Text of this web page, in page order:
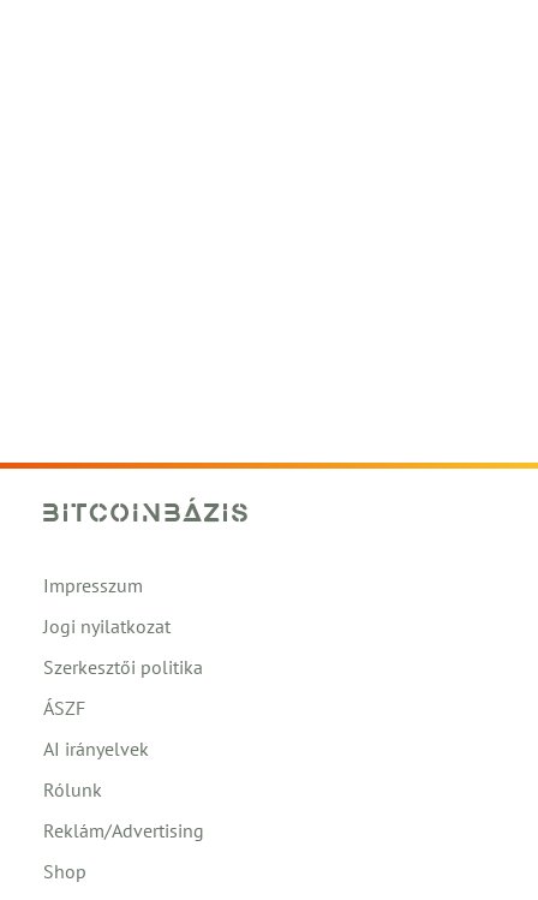
Impresszum
Jogi nyilatkozat
Szerkesztői politika
ÁSZF
AI irányelvek
Rólunk
Reklám/Advertising
Shop